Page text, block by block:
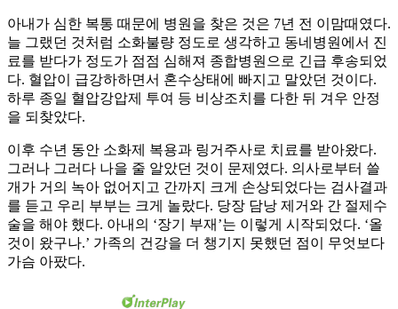
아내가 심한 복통 때문에 병원을 찾은 것은 7년 전 이맘때였다.
늘 그랬던 것처럼 소화불량 정도로 생각하고 동네병원에서 진
료를 받다가 정도가 점점 심해져 종합병원으로 긴급 후송되었
다. 혈압이 급강하하면서 혼수상태에 빠지고 말았던 것이다.
하루 종일 혈압강압제 투여 등 비상조치를 다한 뒤 겨우 안정
을 되찾았다.
이후 수년 동안 소화제 복용과 링거주사로 치료를 받아왔다.
그러나 그러다 나을 줄 알았던 것이 문제였다. 의사로부터 쓸
개가 거의 녹아 없어지고 간까지 크게 손상되었다는 검사결과
를 듣고 우리 부부는 크게 놀랐다. 당장 담낭 제거와 간 절제수
술을 해야 했다. 아내의 ‘장기 부재’는 이렇게 시작되었다. ‘올
것이 왔구나.’ 가족의 건강을 더 챙기지 못했던 점이 무엇보다
가슴 아팠다.